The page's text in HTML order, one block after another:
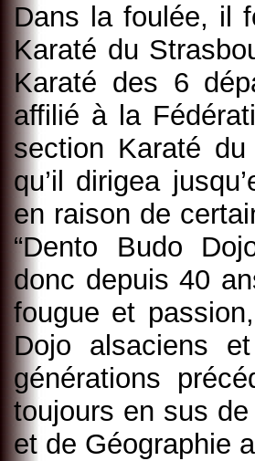
Dans la foulée, il
Karaté du
Karaté des 6
affilié à la
section Karaté
qu’il dirigea
en raison de
“Dento Budo
donc depuis 40
fougue et
Dojo alsaciens
générations
toujours en sus de
et de Géographie